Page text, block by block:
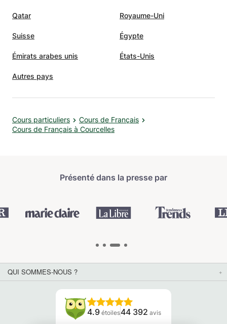
Qatar Royaume-Uni
Suisse Égypte
Émirats arabes unis États-Unis
Autres pays
Cours particuliers
Cours de Français
Cours de Français à Courcelles
Présenté dans la presse par
QUI SOMMES-NOUS ?
4.9 étoiles44 392 avis